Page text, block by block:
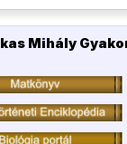
Mihály